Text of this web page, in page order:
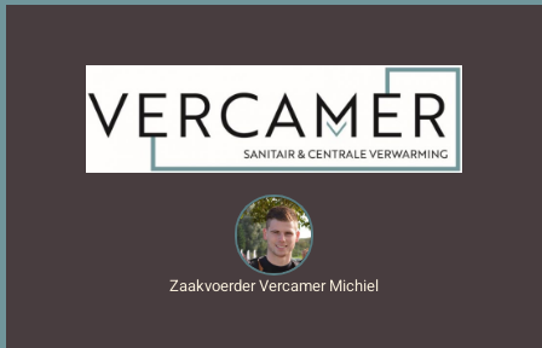
Zaakvoerder Vercamer Michiel